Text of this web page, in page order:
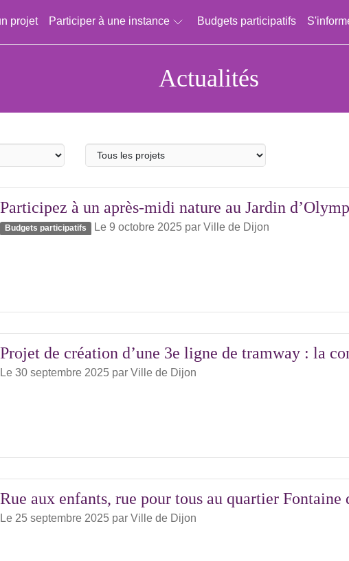
projet Participer à une instance Budgets participatifs
Actualités
participatif
Participez à un après-midi nature au Jardin
Budgets participatifs Le 9 octobre 2025 parVille de Dijon
Projet de création d’une 3e ligne de tramway : la
Le 30 septembre 2025 par Ville de Dijon
Rue aux enfants, rue pour tous au quartier Fontaine
Le 25 septembre 2025 par Ville de Dijon